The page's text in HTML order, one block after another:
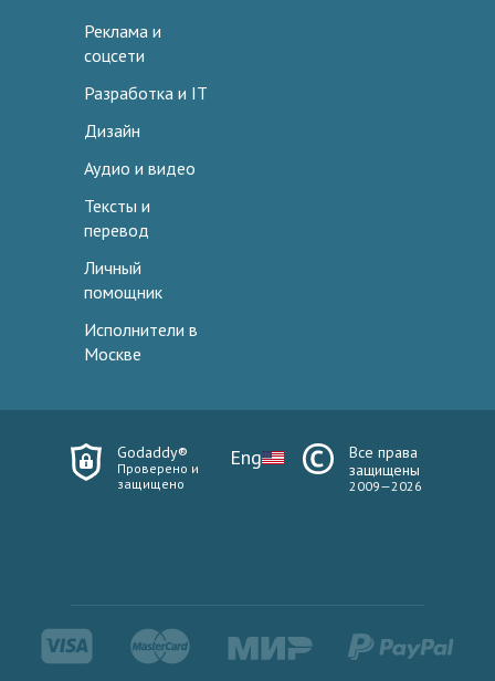
Реклама и
соцсети
Разработка и IT
Дизайн
Аудио и видео
Тексты и
перевод
Личный
помощник
Исполнители в
Москве
Godaddy®
Проверено и
защищено
Eng
Все права
защищены
2009—2026